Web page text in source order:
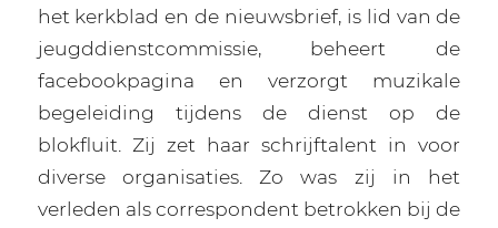
het kerkblad en de nieuwsbrief, is lid van de
jeugddienstcommissie, beheert de
facebookpagina en verzorgt muzikale
begeleiding tijdens de dienst op de
blokfluit. Zij zet haar schrijftalent in voor
diverse organisaties. Zo was zij in het
verleden als correspondent betrokken bij de